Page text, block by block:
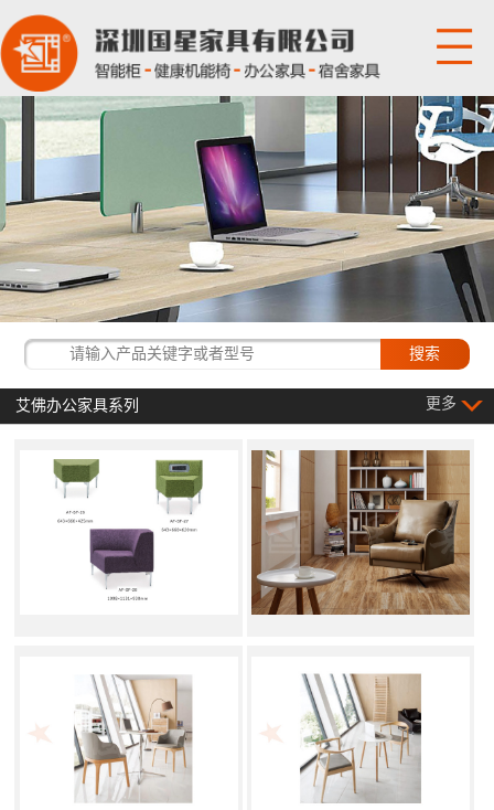
网站首页
关于国星
产品展示
国星资讯
更多
艾佛办公家具系列